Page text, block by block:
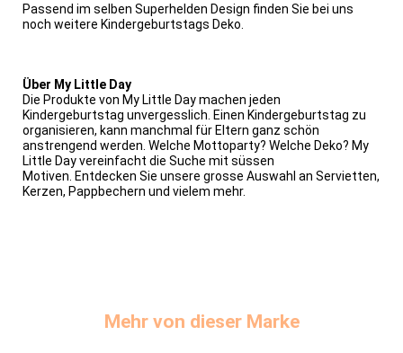
Passend im selben Superhelden Design finden Sie bei uns
noch weitere Kindergeburtstags Deko.
Über My Little Day
Die Produkte von My Little Day machen jeden
Kindergeburtstag unvergesslich. Einen Kindergeburtstag zu
organisieren, kann manchmal für Eltern ganz schön
anstrengend werden. Welche Mottoparty? Welche Deko? My
Little Day vereinfacht die Suche mit süssen
Motiven. Entdecken Sie unsere grosse Auswahl an Servietten,
Kerzen, Pappbechern und vielem mehr.
Mehr von dieser Marke